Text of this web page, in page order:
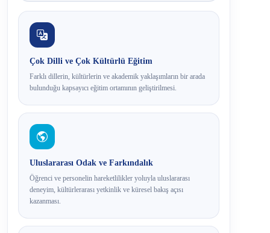
Çok Dilli ve Çok Kültürlü Eğitim
Farklı dillerin, kültürlerin ve akademik yaklaşımların bir arada
bulunduğu kapsayıcı eğitim ortamının geliştirilmesi.
Uluslararası Odak ve Farkındalık
Öğrenci ve personelin hareketlilikler yoluyla uluslararası
deneyim, kültürlerarası yetkinlik ve küresel bakış açısı
kazanması.